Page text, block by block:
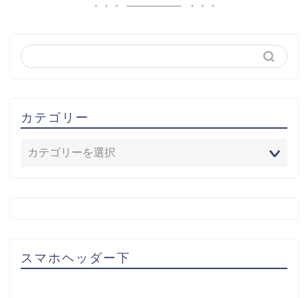
カテゴリー
スマホヘッダー下